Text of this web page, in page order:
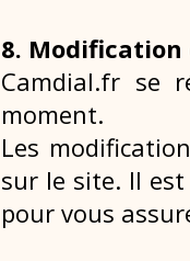
8. Modification
Camdial.fr se
moment.
Les
sur le site. Il
pour vous